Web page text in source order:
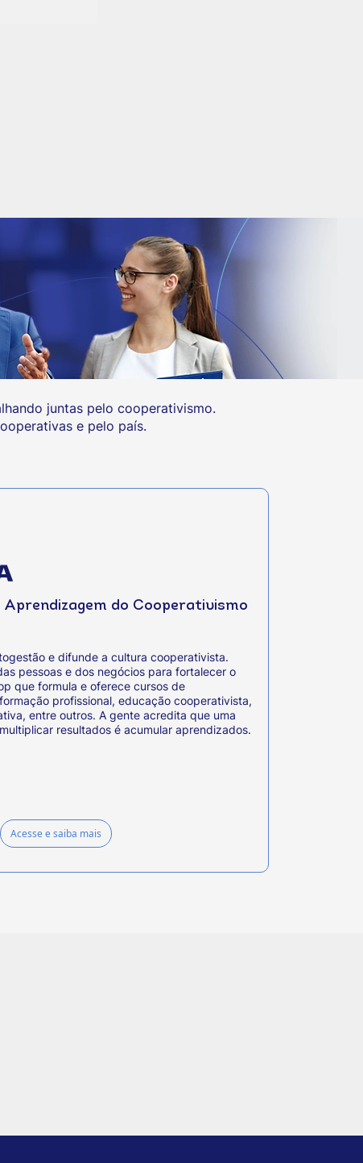
juntas pelo cooperativismo.
e pelo país.
Aprendizagem do Cooperativismo
e difunde a cultura cooperativista.
pessoas e dos negócios para fortalecer o
que formula e oferece cursos de
profissional, educação cooperativista,
entre outros. A gente acredita que uma
resultados é acumular aprendizados.
Acesse e saiba mais